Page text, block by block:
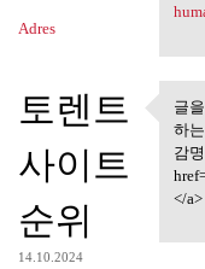
Adres
토렌트
사이트
순위
14.10.2024
글
싶
글
하
감
</a>